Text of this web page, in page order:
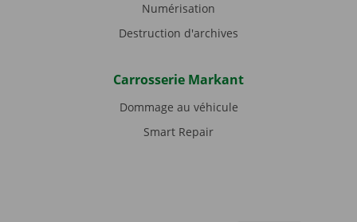
Numérisation
Destruction d'archives
Carrosserie Markant
Dommage au véhicule
Smart Repair